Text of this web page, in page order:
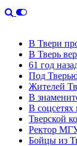
В Твери
В Тверь
61 год
Под
Жителей
В
В
Тверской
Ректор МГУ
Бойцы из